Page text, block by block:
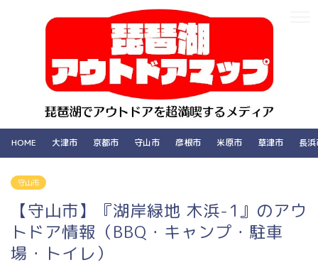
HOME 大津市 京都市 守山市 彦根市 米原市 草津市 長
守山市
【守山市】『湖岸緑地 木浜-1』のアウ
トドア情報（BBQ・キャンプ・駐車
場・トイレ）